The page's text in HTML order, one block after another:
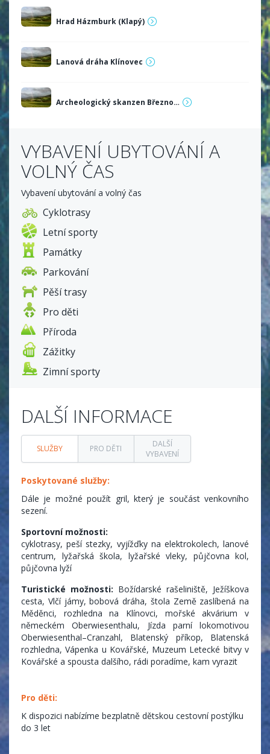
Hrad Házmburk (Klapý)
Lanová dráha Klínovec
Archeologický skanzen Březno…
VYBAVENÍ UBYTOVÁNÍ A
VOLNÝ ČAS
Vybavení ubytování a volný čas
Cyklotrasy
Letní sporty
Památky
Parkování
Pěší trasy
Pro děti
Příroda
Zážitky
Zimní sporty
DALŠÍ INFORMACE
SLUŽBY PRO DĚTI
DALŠÍ
VYBAVENÍ
Poskytované služby:
Dále je možné použít gril, který je součást venkovního
sezení.
Sportovní možnosti:
cyklotrasy, peší stezky, vyjížďky na elektrokolech, lanové
centrum, lyžařská škola, lyžařské vleky, půjčovna kol,
půjčovna lyží
Turistické možnosti: Božídarské rašeliniště, Ježíškova
cesta, Vlčí jámy, bobová dráha, štola Země zaslíbená na
Měděnci, rozhledna na Klínovci, mořské akvárium v
německém Oberwiesenthalu, Jízda parní lokomotivou
Oberwiesenthal–Cranzahl, Blatenský příkop, Blatenská
rozhledna, Vápenka u Kovářské, Muzeum Letecké bitvy v
Kovářské a spousta dalšího, rádi poradíme, kam vyrazit
Pro děti:
K dispozici nabízíme bezplatně dětskou cestovní postýlku
do 3 let